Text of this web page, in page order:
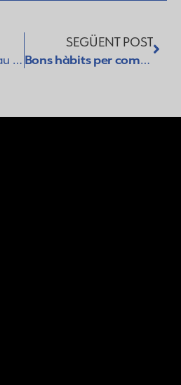
Guillem Jou té la clau per aconseguir els seus reptes; ser fort mentalment
SEGÜENT POST
Bons hàbits per començar l’any amb bon peu